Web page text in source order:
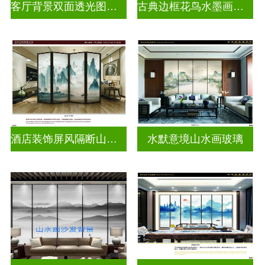
客厅背景双面透光图案水墨画玻璃 古典边框花鸟水墨画玻璃
酒店装饰屏风隔断山水画玻璃 水默意境山水画玻璃